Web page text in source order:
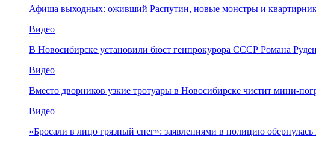
Афиша выходных: оживший Распутин, новые монстры и
Видео
В Новосибирске установили бюст генпрокурора СССР Романа
Видео
Вместо дворников узкие тротуары в Новосибирске чистит мини-
Видео
«Бросали в лицо грязный снег»: заявлениями в полицию